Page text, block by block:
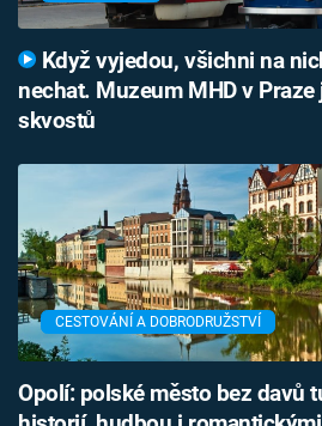
Když vyjedou, všichni na
nechat. Muzeum MHD v
skvostů
CESTOVÁNÍ A DOBRODRUŽSTVÍ
Opolí: polské město bez davů